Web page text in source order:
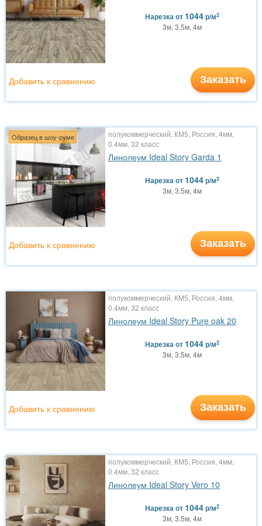
Нарезкаот 1044р/м2
3м, 3.5м, 4м
Заказать
Добавить к сравнению
Образец в шоу-руме
полукоммерческий, КМ5, Россия, 4мм,
0.4мм, 32 класс
Линолеум Ideal Story Garda 1
Нарезкаот 1044р/м2
3м, 3.5м, 4м
Заказать
Добавить к сравнению
полукоммерческий, КМ5, Россия, 4мм,
0.4мм, 32 класс
Линолеум Ideal Story Pure oak 20
Нарезкаот 1044р/м2
3м, 3.5м, 4м
Заказать
Добавить к сравнению
полукоммерческий, КМ5, Россия, 4мм,
0.4мм, 32 класс
Линолеум Ideal Story Vero 10
Нарезкаот 1044р/м2
3м, 3.5м, 4м